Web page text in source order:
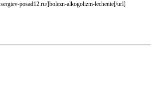
sergiev-posad12.ru/]bolezn-alkogolizm-lechenie[/url]